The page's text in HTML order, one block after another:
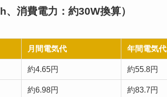
消費電力：約30W換算）
月間電気代 年間電気代
約4.65円 約55.8円
約6.98円 約83.7円